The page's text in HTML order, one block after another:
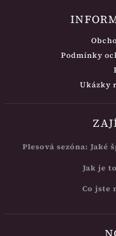
Podmínky
Ukázky
Plesová sezóna:
Jak je
Co jste